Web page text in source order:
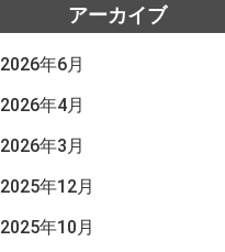
アーカイブ
2026年6月
2026年4月
2026年3月
2025年12月
2025年10月